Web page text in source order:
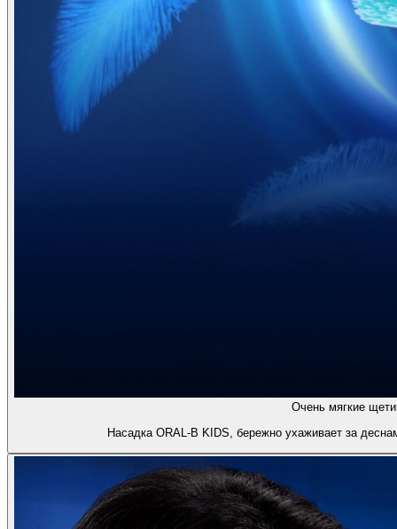
Очень мягкие
Насадка ORAL-B KIDS, бережно ухаживает за